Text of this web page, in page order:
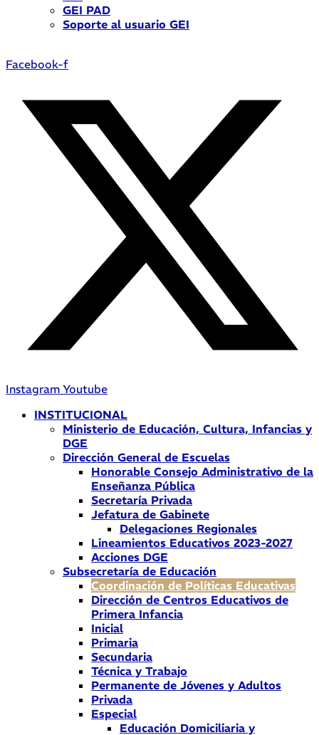
GEI PAD
Soporte al usuario GEI
Facebook-f
Instagram Youtube
INSTITUCIONAL
Ministerio de Educación, Cultura, Infancias y
DGE
Dirección General de Escuelas
Honorable Consejo Administrativo de la
Enseñanza Pública
Secretaría Privada
Jefatura de Gabinete
Delegaciones Regionales
Lineamientos Educativos 2023-2027
Acciones DGE
Subsecretaría de Educación
Coordinación de Políticas Educativas
Dirección de Centros Educativos de
Primera Infancia
Inicial
Primaria
Secundaria
Técnica y Trabajo
Permanente de Jóvenes y Adultos
Privada
Especial
Educación Domiciliaria y